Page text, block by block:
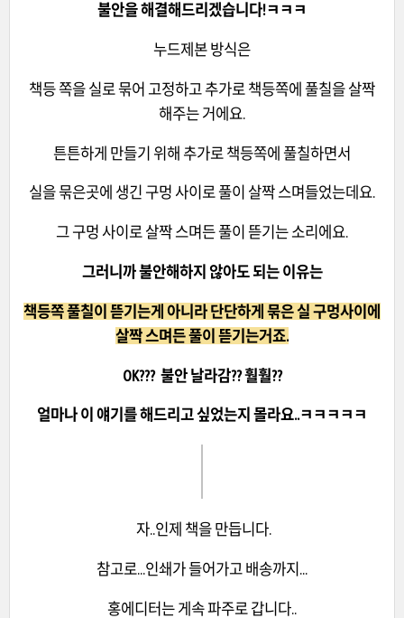
불안을 해결해드리겠습니다!ㅋㅋㅋ
누드제본 방식은
책등 쪽을 실로 묶어 고정하고 추가로 책등쪽에 풀칠을 살짝
해주는 거에요.
튼튼하게 만들기 위해 추가로 책등쪽에 풀칠하면서
실을 묶은곳에 생긴 구멍 사이로 풀이 살짝 스며들었는데요.
그 구멍 사이로 살짝 스며든 풀이 뜯기는 소리에요.
그러니까 불안해하지 않아도 되는 이유는
책등쪽 풀칠이 뜯기는게 아니라 단단하게 묶은 실 구멍사이에
살짝 스며든 풀이 뜯기는거죠.
OK??? 불안 날라감?? 훨훨??
얼마나 이 얘기를 해드리고 싶었는지 몰라요..ㅋㅋㅋㅋㅋ
자..인제 책을 만듭니다.
참고로...인쇄가 들어가고 배송까지...
홍에디터는 게속 파주로 갑니다..